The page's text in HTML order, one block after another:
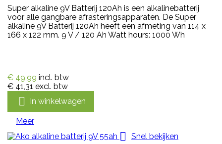
Super alkaline 9V Batterij 120Ah is een alkalinebatterij
voor alle gangbare afrasteringsapparaten. De Super
alkaline 9V Batterij 120Ah heeft een afmeting van 114 x
166 x 122 mm. 9 V / 120 Ah Watt hours: 1000 Wh
€ 49,99 incl. btw
€ 41,31 excl. btw
 In winkelwagen
Meer

Snel bekijken